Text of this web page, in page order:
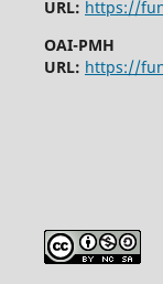
URL: https://
OAI-PMH
URL: https://